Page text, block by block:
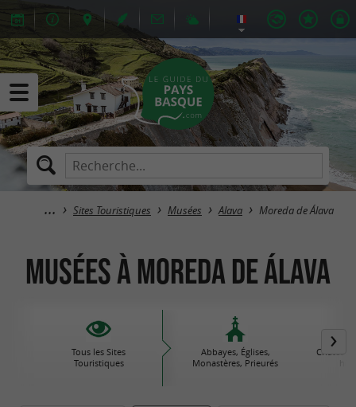
Sites Touristiques Musées Alava Moreda de Álava
Musées à Moreda de Álava
Tous les Sites
Touristiques
Abbayes, Églises,
Monastères, Prieurés